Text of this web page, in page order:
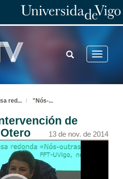
Toggle
TOGGLE
SEARCH
red... "Nós-...
de
13 de nov. de 2014